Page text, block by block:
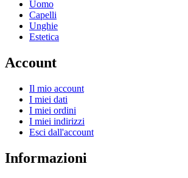
Uomo
Capelli
Unghie
Estetica
Account
Il mio account
I miei dati
I miei ordini
I miei indirizzi
Esci dall'account
Informazioni